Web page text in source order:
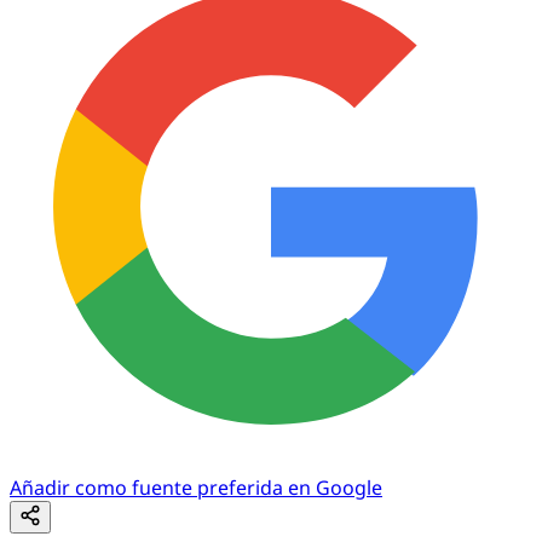
Añadir como fuente preferida en Google